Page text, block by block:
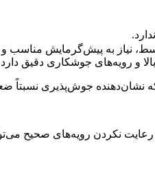
نیاز به پیش‌گرمایش مناسب
و رویه‌های جوشکاری دقیق
رعایت نکردن رویه‌های صحیح